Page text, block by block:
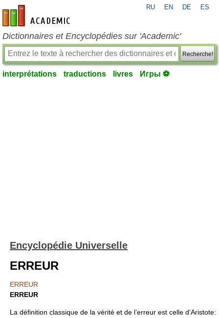
fr-academic.com
RU EN DE ES
Dictionnaires et Encyclopédies sur 'Academic'
Recherche!
interprétations traductions livres Игры ⚽
Encyclopédie Universelle
ERREUR
ERREUR
ERREUR
La définition classique de la vérité et de l’erreur est celle d’Aristote: